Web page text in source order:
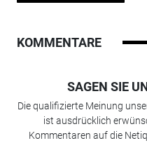
KOMMENTARE
SAGEN SIE
Die qualifizierte Meinung
ist ausdrücklich
Kommentaren auf die